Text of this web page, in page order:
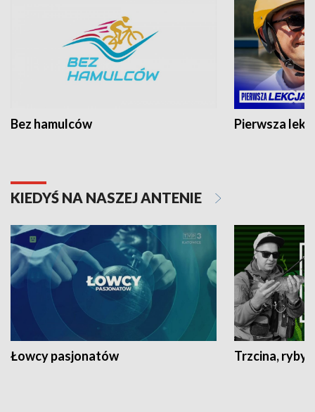
Bez hamulców Pierwsza
KIEDYŚ NA NASZEJ ANTENIE
Łowcy pasjonatów Trzcina, ryby